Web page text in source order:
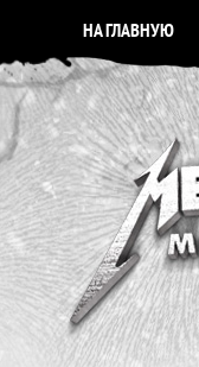
НА ГЛАВНУЮ